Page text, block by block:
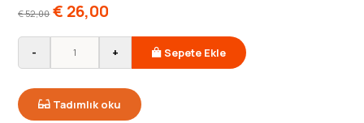
€52,00 € 26,00
- + Sepete Ekle
Tadımlık oku